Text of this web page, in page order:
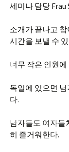
세미나 담당 Frau
소개가 끝나고
시간을 보낼 수
너무 작은 인원
독일에 있으면
다.
남자들도 여자들
히 즐거워한다.